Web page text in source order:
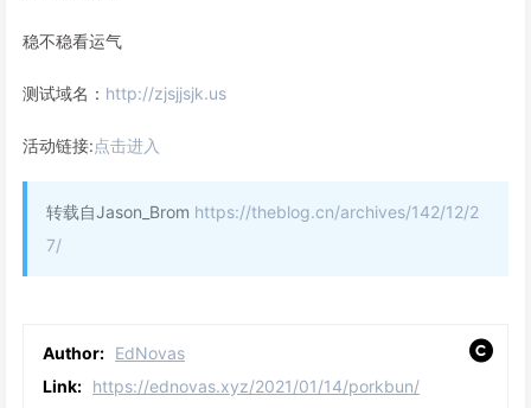
稳不稳看运气
测试域名： http://zjsjjsjk.us
活动链接:点击进入
转载自Jason_Brom https://theblog.cn/archives/142/12/2
7/
Author: EdNovas
Link: https://ednovas.xyz/2021/01/14/porkbun/